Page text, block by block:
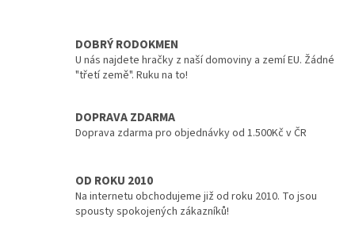
DOBRÝ RODOKMEN
U nás najdete hračky z naší domoviny a zemí EU. Žádné
"třetí země". Ruku na to!
DOPRAVA ZDARMA
Doprava zdarma pro objednávky od 1.500Kč v ČR
OD ROKU 2010
Na internetu obchodujeme již od roku 2010. To jsou
spousty spokojených zákazníků!